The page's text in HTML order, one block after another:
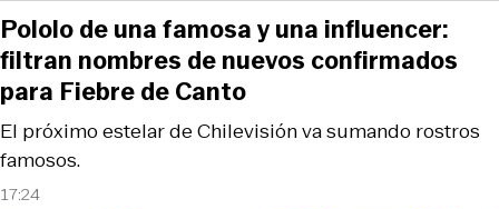
17:24
El próximo estelar de Chilevisión va sumando rostros
famosos.
Pololo de una famosa y una influencer:
filtran nombres de nuevos confirmados
para Fiebre de Canto